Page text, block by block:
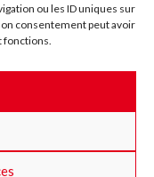
ou les ID uniques sur
consentement peut avoir
fonctions.
Youtube